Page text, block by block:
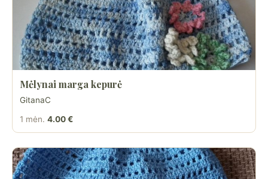
Mėlynai marga kepurė
GitanaC
1 mėn. 4.00 €